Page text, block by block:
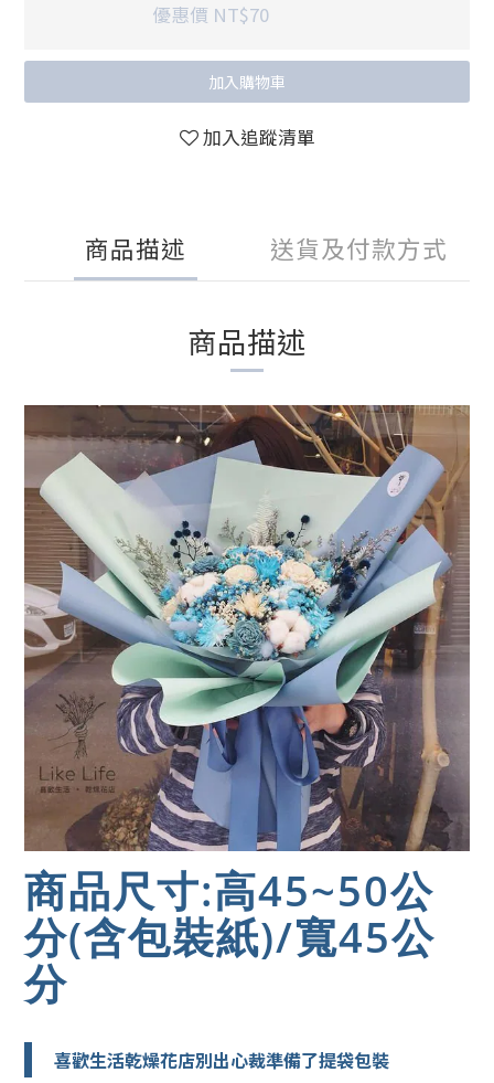
優惠價 NT$70
加入購物車
加入追蹤清單
商品描述 送貨及付款方式
商品描述
商品尺寸:高45~50公
分(含包裝紙)/寬45公
分
喜歡生活乾燥花店別出心裁準備了提袋包裝